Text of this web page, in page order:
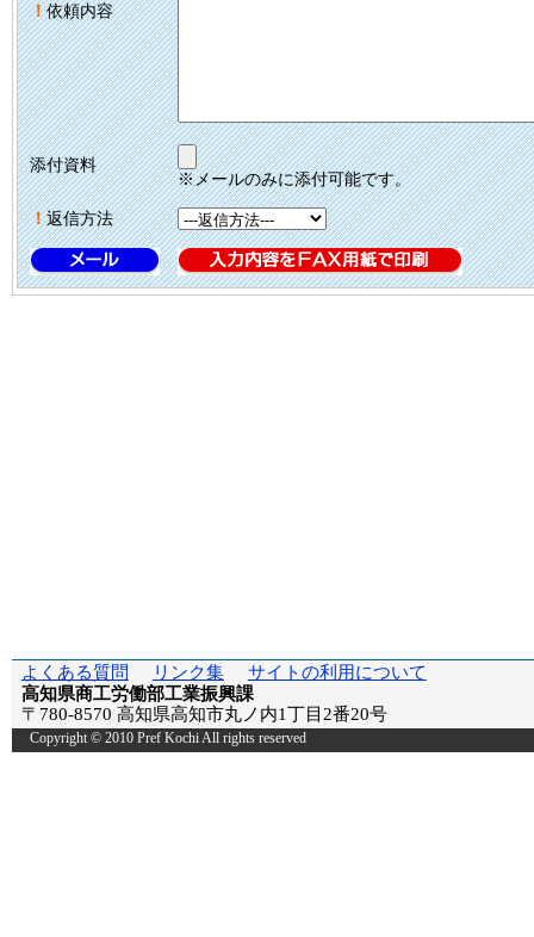
！依頼内容
添付資料
※メールのみに添付可能です。
！返信方法
よくある質問 リンク集
サイトの利用について
高知県商工労働部工業振興課
〒780-8570 高知県高知市丸ノ内1丁目2番20号
Copyright © 2010 Pref Kochi All rights reserved